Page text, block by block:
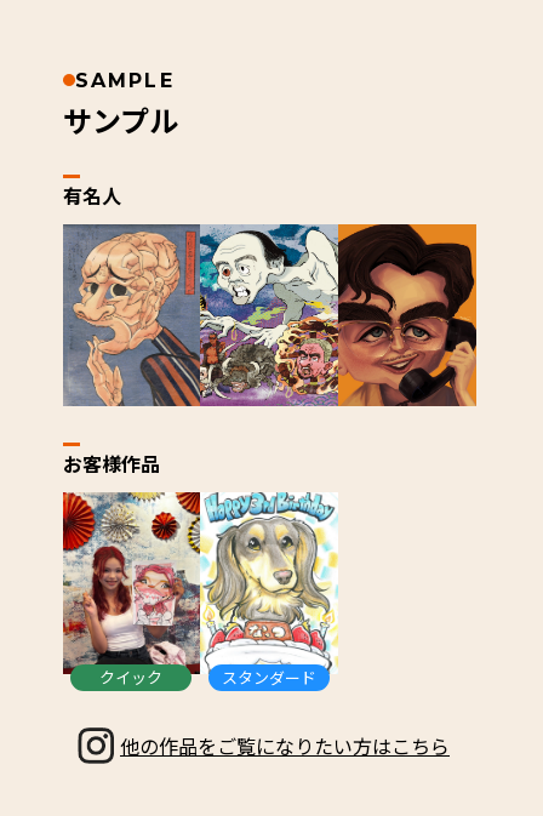
SAMPLE
サンプル
有名人
お客様作品
クイック スタンダード
他の作品をご覧になりたい方はこちら